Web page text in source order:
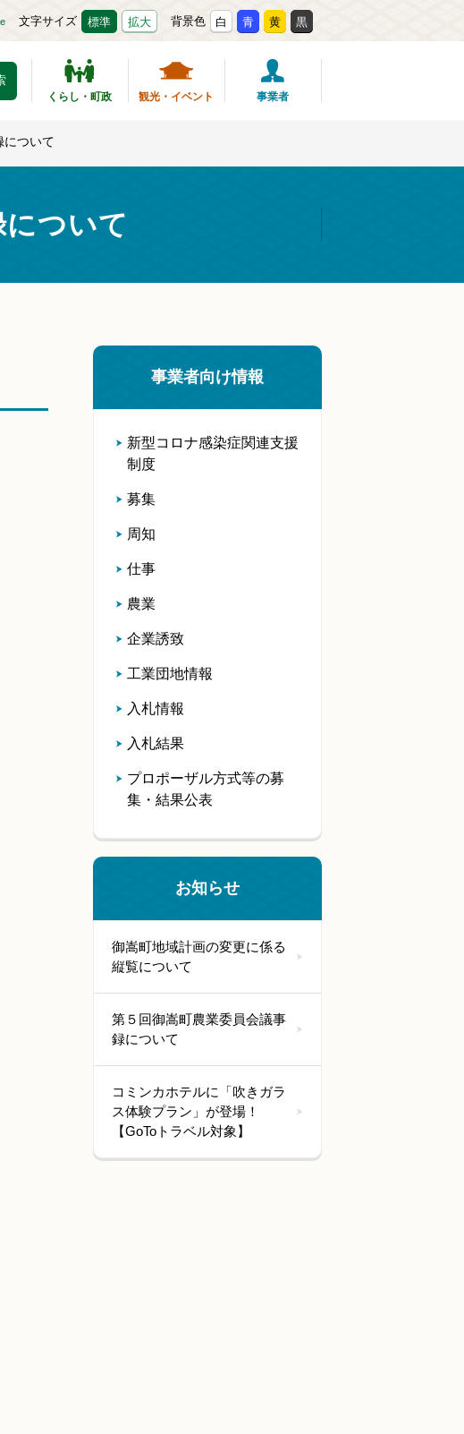
文字サイズ 標準 拡大 背景色 白 青 黄 黒
くらし・町政 観光・イベント 事業者
について
ついて
事業者向け情報
新型コロナ感染症関連支援
制度
募集
周知
仕事
農業
企業誘致
工業団地情報
入札情報
入札結果
プロポーザル方式等の募
集・結果公表
お知らせ
御嵩町地域計画の変更に係る
縦覧について
第５回御嵩町農業委員会議事
録について
コミンカホテルに「吹きガラ
ス体験プラン」が登場！
【GoToトラベル対象】